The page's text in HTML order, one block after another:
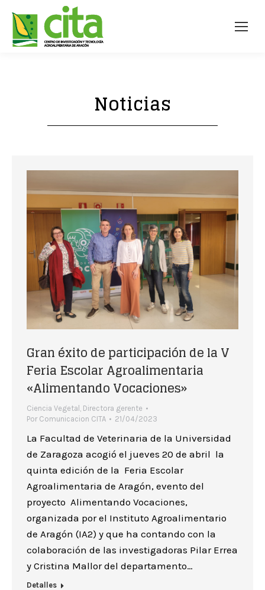
Noticias
Gran éxito de participación de la V
Feria Escolar Agroalimentaria
«Alimentando Vocaciones»
Ciencia Vegetal Directora gerente
Por Comunicacion CITA 21/04/2023
La Facultad de Veterinaria de la Universidad
de Zaragoza acogió el jueves 20 de abril la
quinta edición de la Feria Escolar
Agroalimentaria de Aragón, evento del
proyecto Alimentando Vocaciones,
organizada por el Instituto Agroalimentario
de Aragón (IA2) y que ha contando con la
colaboración de las investigadoras Pilar Errea
y Cristina Mallor del departamento…
Detalles